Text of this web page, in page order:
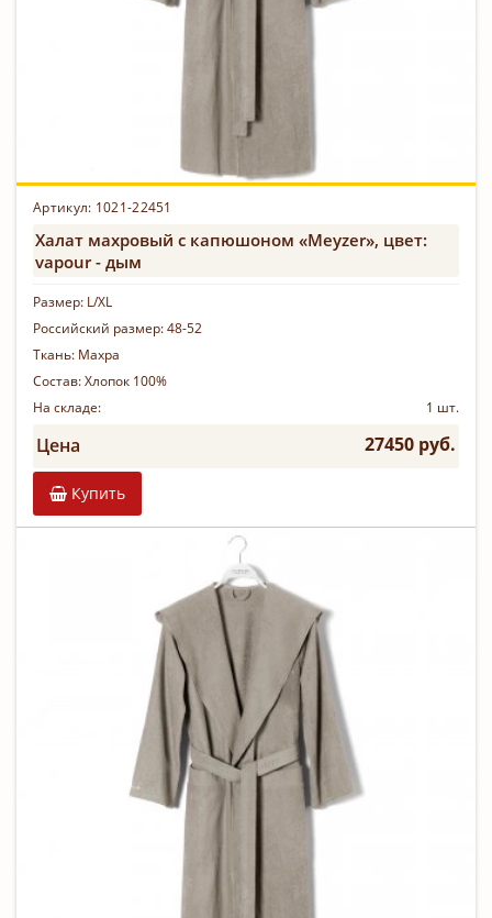
Артикул: 1021-22451
Халат махровый с капюшоном «Meyzer», цвет:
vapour - дым
Размер: L/XL
Российский размер:48-52
Ткань: Махра
Состав:Хлопок 100%
На складе:
1 шт.
Цена 27450 руб.
Купить